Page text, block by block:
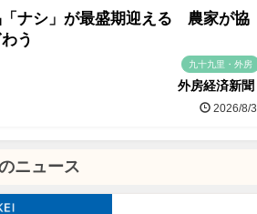
「ナシ」が最盛期迎える 農家が協
う
九十九里・外房
外房経済新聞
2026/8/3
ニュース